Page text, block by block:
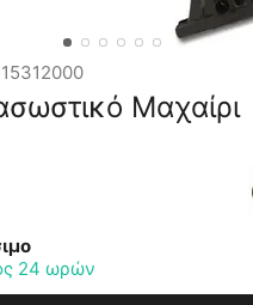
15312000
Μαχαίρι
24 ωρών